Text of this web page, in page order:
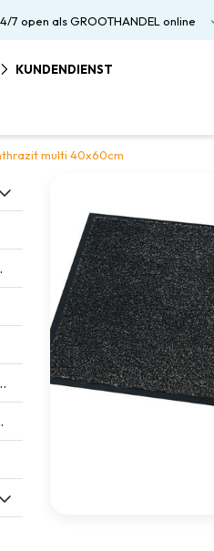
7 open als GROOTHANDEL online
KUNDENDIENST
multi 40x60cm
dick
cm breit